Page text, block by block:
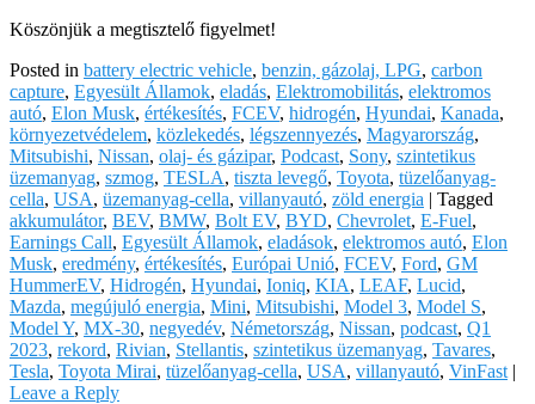
Köszönjük a megtisztelő figyelmet!
Posted in battery electric vehicle, benzin, gázolaj, LPG, carbon
capture, Egyesült Államok, eladás, Elektromobilitás, elektromos
autó, Elon Musk, értékesítés, FCEV, hidrogén, Hyundai, Kanada,
környezetvédelem, közlekedés, légszennyezés, Magyarország,
Mitsubishi, Nissan, olaj- és gázipar, Podcast, Sony, szintetikus
üzemanyag, szmog, TESLA, tiszta levegő, Toyota, tüzelőanyag-
cella, USA, üzemanyag-cella, villanyautó, zöld energia | Tagged
akkumulátor, BEV, BMW, Bolt EV, BYD, Chevrolet, E-Fuel,
Earnings Call, Egyesült Államok, eladások, elektromos autó, Elon
Musk, eredmény, értékesítés, Európai Unió, FCEV, Ford, GM
HummerEV, Hidrogén, Hyundai, Ioniq, KIA, LEAF, Lucid,
Mazda, megújuló energia, Mini, Mitsubishi, Model 3, Model S,
Model Y, MX-30, negyedév, Németország, Nissan, podcast, Q1
2023, rekord, Rivian, Stellantis, szintetikus üzemanyag, Tavares,
Tesla, Toyota Mirai, tüzelőanyag-cella, USA, villanyautó, VinFast |
Leave a Reply